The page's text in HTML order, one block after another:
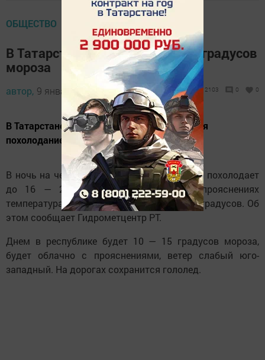
ОБЩЕСТВО
В Татарстане похолодает до 28 градусов
мороза
автор, 9 января 2019 - 13:19 2103 0 0
В Татарстане в ночь на 10 января ожидается
похолодание.
В ночь на четверг, 10 января, в Татарстане похолодает
до 16 — 21 градуса мороза, а при прояснениях
температура воздуха снизится еще на 6-7 градусов. Об
этом сообщает Гидрометцентр РТ.
Днем в республике будет 10 — 15 градусов мороза,
будет облачно с прояснениями, ветер слабый юго-
западный. На дорогах сохранится гололед.